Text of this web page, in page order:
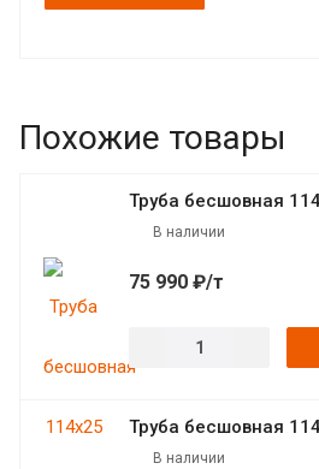
Похожие товары
Труба бесшовная
В наличии
75 990 ₽/т
Труба бесшовная
В наличии